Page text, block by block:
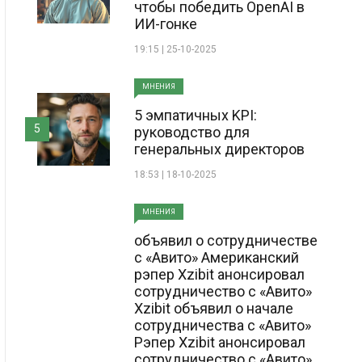
чтобы победить OpenAI в
ИИ-гонке
19:15 | 25-10-2025
МНЕНИЯ
5 эмпатичных KPI:
руководство для
генеральных директоров
18:53 | 18-10-2025
5
МНЕНИЯ
объявил о сотрудничестве
с «Авито» Американский
рэпер Xzibit анонсировал
сотрудничество с «Авито»
Xzibit объявил о начале
сотрудничества с «Авито»
Рэпер Xzibit анонсировал